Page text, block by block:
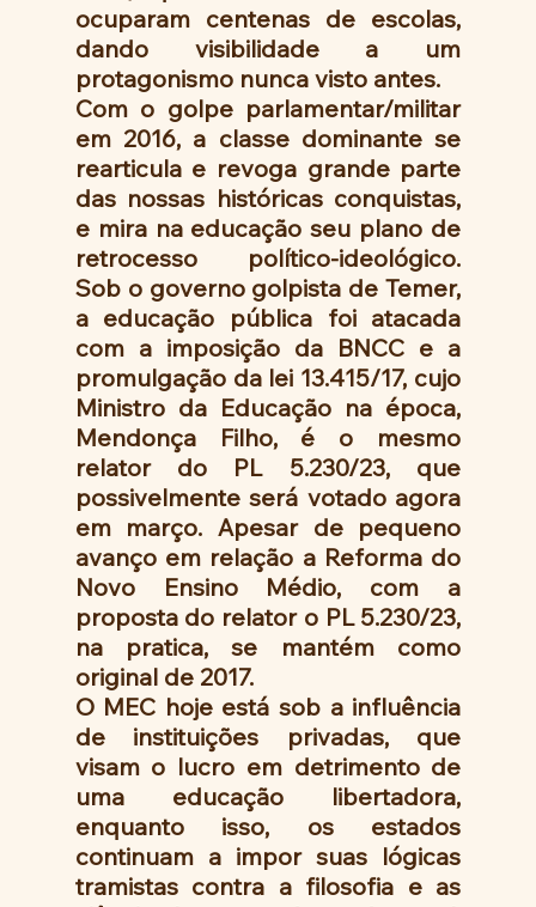
ocuparam centenas de escolas,
dando visibilidade a um
protagonismo nunca visto antes.
Com o golpe parlamentar/militar
em 2016, a classe dominante se
rearticula e revoga grande parte
das nossas históricas conquistas,
e mira na educação seu plano de
retrocesso político-ideológico.
Sob o governo golpista de Temer,
a educação pública foi atacada
com a imposição da BNCC e a
promulgação da lei 13.415/17, cujo
Ministro da Educação na época,
Mendonça Filho, é o mesmo
relator do PL 5.230/23, que
possivelmente será votado agora
em março. Apesar de pequeno
avanço em relação a Reforma do
Novo Ensino Médio, com a
proposta do relator o PL 5.230/23,
na pratica, se mantém como
original de 2017.
O MEC hoje está sob a influência
de instituições privadas, que
visam o lucro em detrimento de
uma educação libertadora,
enquanto isso, os estados
continuam a impor suas lógicas
tramistas contra a filosofia e as